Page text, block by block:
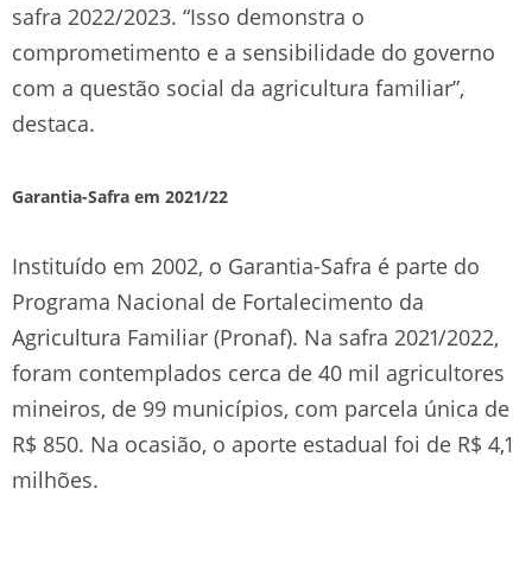
safra 2022/2023. “Isso demonstra o
comprometimento e a sensibilidade do governo
com a questão social da agricultura familiar”,
destaca.
Garantia-Safra em 2021/22
Instituído em 2002, o Garantia-Safra é parte do
Programa Nacional de Fortalecimento da
Agricultura Familiar (Pronaf). Na safra 2021/2022,
foram contemplados cerca de 40 mil agricultores
mineiros, de 99 municípios, com parcela única de
R$ 850. Na ocasião, o aporte estadual foi de R$ 4,1
milhões.